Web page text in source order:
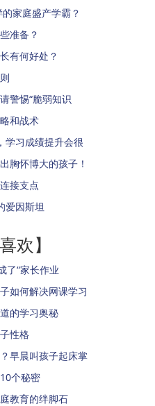
家庭盛产学霸？
准备？
有何好处？
警惕“脆弱知识
和战术
学习成绩提升会很
胸怀博大的孩子！
接支点
爱因斯坦
欢】
了“家长作业
如何解决网课学习
的学习奥秘
性格
早晨叫孩子起床掌
个秘密
教育的绊脚石